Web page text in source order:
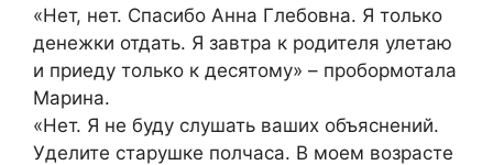
«Нет, нет. Спасибо Анна Глебовна. Я только
денежки отдать. Я завтра к родителя улетаю
и приеду только к десятому» – пробормотала
Марина.
«Нет. Я не буду слушать ваших объяснений.
Уделите старушке полчаса. В моем возрасте